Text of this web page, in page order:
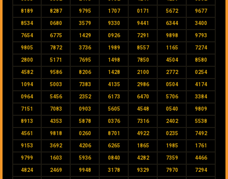
8189 8287 9795 1707 0171 5672 9677
8534 0680 3579 9330 9441 6344 3400
7654 6775 1429 0926 7291 9898 9793
9805 7872 3736 1989 8557 1165 7274
2800 5171 7695 1498 7850 4504 8580
4582 9586 8206 1428 2100 2772 0254
1094 5003 7383 4135 2986 0504 4174
0964 5456 2352 6173 6470 5706 3384
7151 7083 0903 5605 4548 0540 9809
8913 4353 5878 0376 7316 2402 5538
4561 9818 0260 8701 4922 0235 7492
9153 3692 4206 6265 1865 1985 1761
9799 1603 5936 0840 4282 7359 4466
4824 2469 9948 3178 9329 7970 7294